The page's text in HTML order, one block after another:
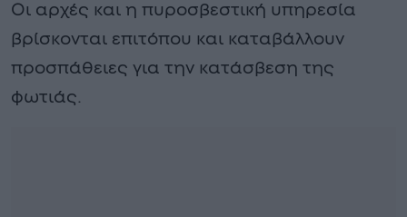
Οι αρχές και η πυροσβεστική υπηρεσία
βρίσκονται επιτόπου και καταβάλλουν
προσπάθειες για την κατάσβεση της
φωτιάς.